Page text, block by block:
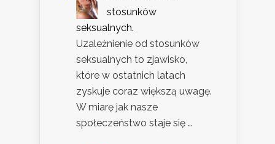
stosunków
seksualnych.
Uzależnienie od stosunków
seksualnych to zjawisko,
które w ostatnich latach
zyskuje coraz większą uwagę.
W miarę jak nasze
społeczeństwo staje się …